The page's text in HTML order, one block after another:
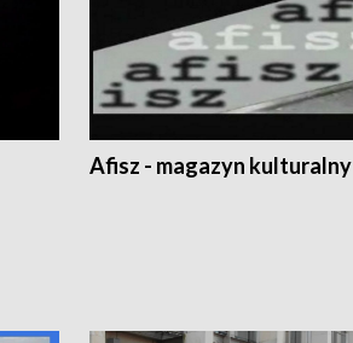
Afisz - magazyn kulturalny